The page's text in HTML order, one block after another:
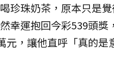
珍珠奶茶 ，原本只是
幸運抱回今彩539頭獎
元，讓他直呼「真的是